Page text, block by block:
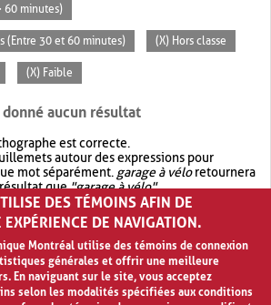
60 minutes)
(Entre 30 et 60 minutes) (X) Hors classe
(X) Faible
aucun résultat
est correcte.
autour des expressions pour
mot séparément. garage à véloretournera
que"garage à vélo".
votre recherche avec OR.garage OR vélo
plus de résultat quegarage à vélo
DES TÉMOINS AFIN DE
EXPÉRIENCE DE NAVIGATION.
Montréal utilise des témoins de connexion
générales et offrir une meilleure
En naviguant sur le site, vous acceptez
selon les modalités spécifiées aux conditions